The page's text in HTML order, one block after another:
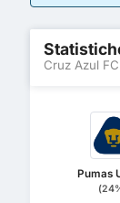
Cruz Azul FC
Pumas